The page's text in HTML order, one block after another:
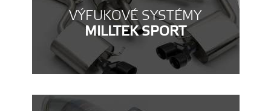
VÝFUKOVÉ SYSTÉMY
MILLTEK SPORT